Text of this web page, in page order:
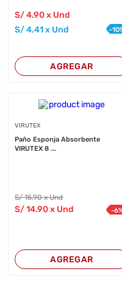
S/4.90 x Und
S/4.41 x Und -10
AGREGAR
VIRUTEX
Paño Esponja Absorbente
VIRUTEX 8 ...
S/15.90 x Und
S/14.90 x Und -6
AGREGAR